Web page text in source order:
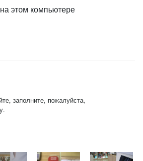
этом компьютере
заполните, пожалуйста,